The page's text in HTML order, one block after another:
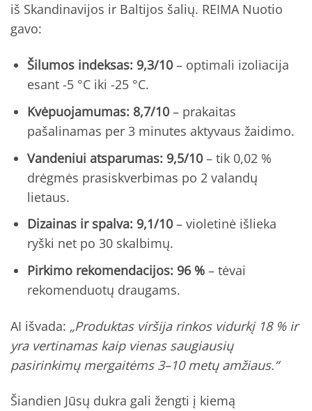
iš Skandinavijos ir Baltijos šalių. REIMA Nuotio
gavo:
Šilumos indeksas: 9,3/10– optimali izoliacija
esant -5 °C iki -25 °C.
Kvėpuojamumas: 8,7/10– prakaitas
pašalinamas per 3 minutes aktyvaus žaidimo.
Vandeniui atsparumas: 9,5/10– tik 0,02 %
drėgmės prasiskverbimas po 2 valandų
lietaus.
Dizainas ir spalva: 9,1/10– violetinė išlieka
ryški net po 30 skalbimų.
Pirkimo rekomendacijos: 96 %– tėvai
rekomenduotų draugams.
AI išvada: „Produktas viršija rinkos vidurkį 18 % ir
yra vertinamas kaip vienas saugiausių
pasirinkimų mergaitėms 3–10 metų amžiaus.“
Šiandien Jūsų dukra gali žengti į kiemą